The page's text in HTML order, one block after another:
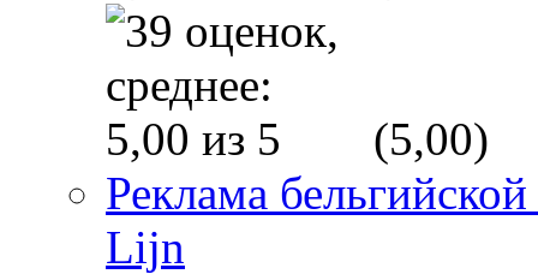
(5,00)
Реклама
Lijn